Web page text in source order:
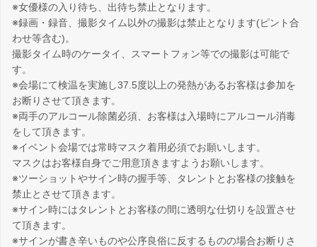
※女優様の入り待ち、出待ち禁止となります。
※録画・録音、撮影タイム以外の撮影は禁止となります(ピント合
わせ等含む)。
撮影タイム時のケータイ、スマートフォン等での撮影は可能で
す。
※会場にて検温を実施し37.5度以上の発熱があるお客様は参加を
お断りさせて頂きます。
※両手のアルコール除菌必須、お客様は入場時にアルコール消毒
をして頂きます。
※イベント会場では常時マスク着用必須でお願いします。
マスクはお客様自身でご用意頂きますようお願いします。
※ツーショットやサイン時の握手等、タレントとお客様の接触を
禁止とさせて頂きます。
※サイン時にはタレントとお客様の間に透明な仕切りを設置させ
て頂きます。
※サインが書き辛いものや公序良俗に反するものの場合お断りさ